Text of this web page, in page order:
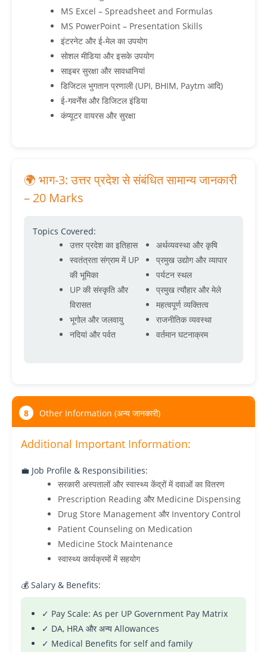
MS Excel – Spreadsheet and Formulas
MS PowerPoint – Presentation Skills
इंटरनेट और ई-मेल का उपयोग
सोशल मीडिया और इसके उपयोग
साइबर सुरक्षा और सावधानियां
डिजिटल भुगतान प्रणाली (UPI, BHIM, Paytm आदि)
ई-गवर्नेंस और डिजिटल इंडिया
कंप्यूटर वायरस और सुरक्षा
🌍 भाग-3: उत्तर प्रदेश से संबंधित सामान्य जानकारी
– 20 Marks
Topics Covered:
उत्तर प्रदेश का इतिहास
स्वतंत्रता संग्राम में UP
की भूमिका
UP की संस्कृति और
विरासत
भूगोल और जलवायु
नदियां और पर्वत
अर्थव्यवस्था और कृषि
प्रमुख उद्योग और व्यापार
पर्यटन स्थल
प्रमुख त्यौहार और मेले
महत्वपूर्ण व्यक्तित्व
राजनीतिक व्यवस्था
वर्तमान घटनाक्रम
8 Other Information (अन्य जानकारी)
Additional Important Information:
💼 Job Profile & Responsibilities:
सरकारी अस्पतालों और स्वास्थ्य केंद्रों में दवाओं का वितरण
Prescription Reading और Medicine Dispensing
Drug Store Management और Inventory Control
Patient Counseling on Medication
Medicine Stock Maintenance
स्वास्थ्य कार्यक्रमों में सहयोग
💰 Salary & Benefits:
✓ Pay Scale: As per UP Government Pay Matrix
✓ DA, HRA और अन्य Allowances
✓ Medical Benefits for self and family